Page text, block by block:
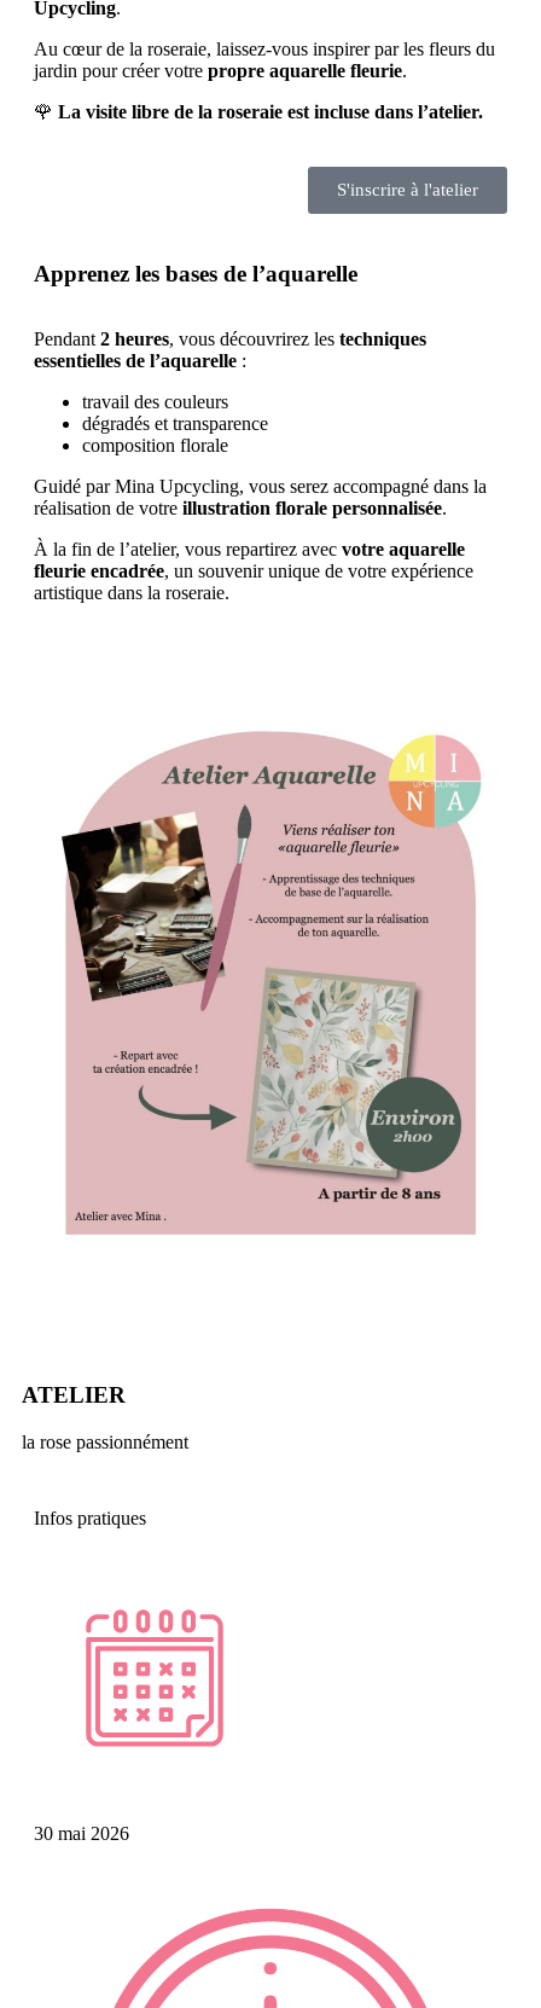
Upcycling.
Au cœur de la roseraie, laissez-vous inspirer par les fleurs du
jardin pour créer votre propre aquarelle fleurie.
🌹 La visite libre de la roseraie est incluse dans l’atelier.
S'inscrire à l'atelier
Apprenez les bases de l’aquarelle
Pendant 2 heures, vous découvrirez les techniques
essentielles de l’aquarelle :
travail des couleurs
dégradés et transparence
composition florale
Guidé par Mina Upcycling, vous serez accompagné dans la
réalisation de votre illustration florale personnalisée.
À la fin de l’atelier, vous repartirez avec votre aquarelle
fleurie encadrée, un souvenir unique de votre expérience
artistique dans la roseraie.
ATELIER
la rose passionnément
Infos pratiques
30 mai 2026